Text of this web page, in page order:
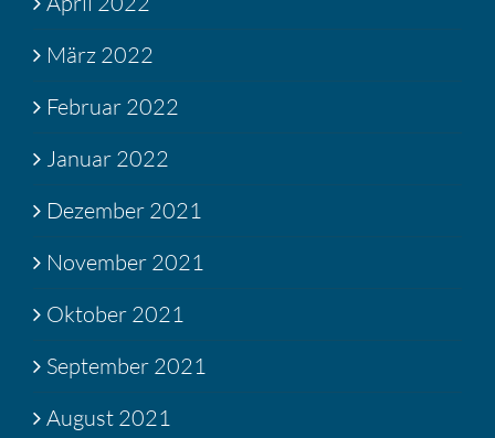
März 2022
Februar 2022
Januar 2022
Dezember 2021
November 2021
Oktober 2021
September 2021
August 2021